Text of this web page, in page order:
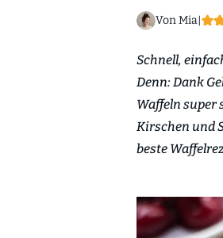
Von Mia
Schnell,
Denn: Dank
Waffeln super
Kirschen und
beste